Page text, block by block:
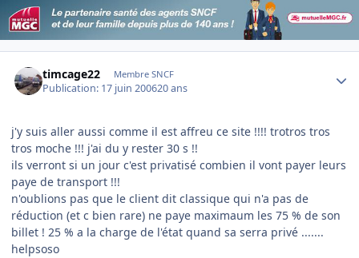
timcage22 Membre SNCF
Publication: 17 juin 200620 ans
j'y suis aller aussi comme il est affreu ce site !!!! trotros tros
tros moche !!! j'ai du y rester 30 s !!
ils verront si un jour c'est privatisé combien il vont payer leurs
paye de transport !!!
n'oublions pas que le client dit classique qui n'a pas de
réduction (et c bien rare) ne paye maximaum les 75 % de son
billet ! 25 % a la charge de l'état quand sa serra privé .......
helpsoso